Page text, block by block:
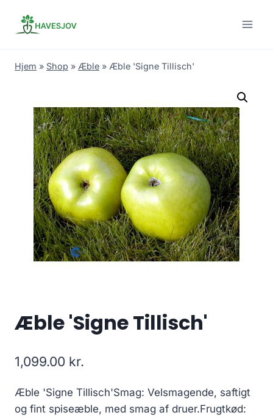
Hjem » Shop » Æble » Æble 'Signe Tillisch'
Æble 'Signe Tillisch'
1,099.00 kr.
Æble 'Signe Tillisch'Smag: Velsmagende, saftigt
og fint spiseæble, med smag af druer.Frugtkød: